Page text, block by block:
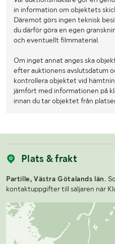
in information om objektets
Däremot görs ingen teknisk
du därför göra en egen
och eventuellt filmmaterial.
Om inget annat anges ska
efter auktionens avslutsdatum
kontrollera objektet vid
jämfört med informationen på
innan du tar objektet från
Plats & frakt
Partille, Västra Götalands län.
kontaktuppgifter till säljaren när